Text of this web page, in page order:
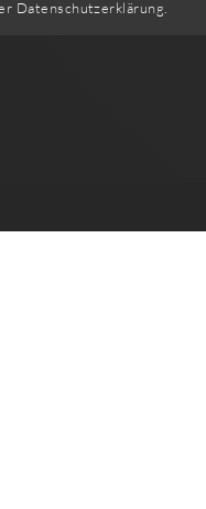
Datenschutzerklärung